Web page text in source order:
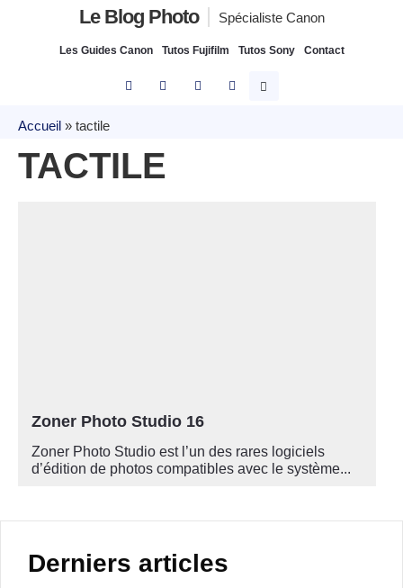
Le Blog Photo Spécialiste Canon
Les Guides Canon Tutos Fujifilm Tutos Sony Contact
Accueil » tactile
TACTILE
Zoner Photo Studio 16
Zoner Photo Studio est l’un des rares logiciels
d’édition de photos compatibles avec le système...
Derniers articles